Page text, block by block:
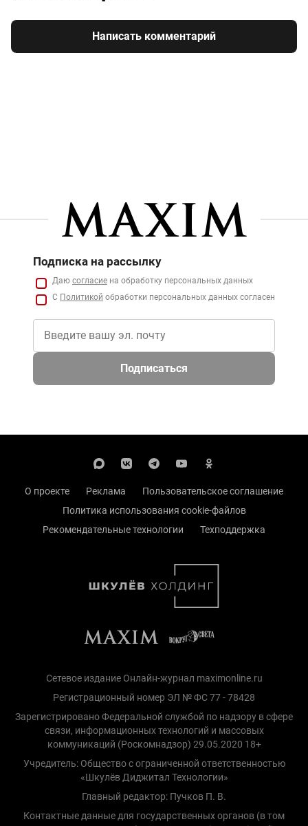
Написать комментарий
Подписка на рассылку
Даю согласие на обработку персональных данных
С Политикой обработки персональных данных согласен
Подписаться
О проекте Реклама
Пользовательское соглашение
Политика использования cookie-файлов
Рекомендательные технологии
Техподдержка
Сетевое издание Онлайн-журнал maximonline.ru
Регистрационный номер ЭЛ № ФС 77 - 78428
Зарегистрировано Федеральной службой по надзору в сфере
связи, информационных технологий и массовых
коммуникаций (Роскомнадзор) 29.05.2020 18+
Учредитель: Общество с ограниченной ответственностью
«Шкулёв Диджитал Технологии»
Главный редактор: Пучков П. В.
Контактные данные для государственных органов (в том